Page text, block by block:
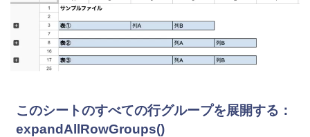
このシートのすべての行グループを展開する：
expandAllRowGroups()